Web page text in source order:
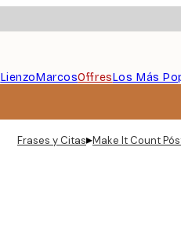
LienzoMarcosOffresLos Más
Frases y Citas▸Make It Count